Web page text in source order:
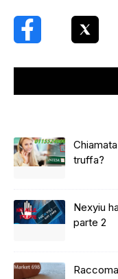
truffa?
Nexyiu
parte 2